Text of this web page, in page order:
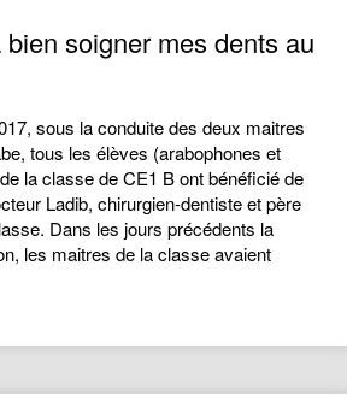
bien soigner mes dents au
sous la conduite des deux maitres
tous les élèves (arabophones et
la classe de CE1 B ont bénéficié de
Ladib, chirurgien-dentiste et père
Dans les jours précédents la
les maitres de la classe avaient